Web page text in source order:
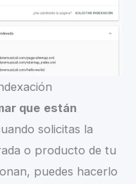
que están
solicitas la
o producto de tu
puedes hacerlo